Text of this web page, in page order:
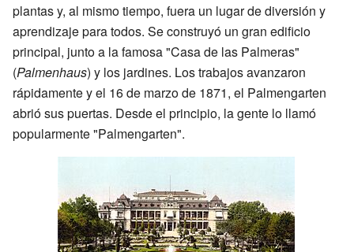
plantas y, al mismo tiempo, fuera un lugar de diversión y
aprendizaje para todos. Se construyó un gran edificio
principal, junto a la famosa "Casa de las Palmeras"
(Palmenhaus) y los jardines. Los trabajos avanzaron
rápidamente y el 16 de marzo de 1871, el Palmengarten
abrió sus puertas. Desde el principio, la gente lo llamó
popularmente "Palmengarten".